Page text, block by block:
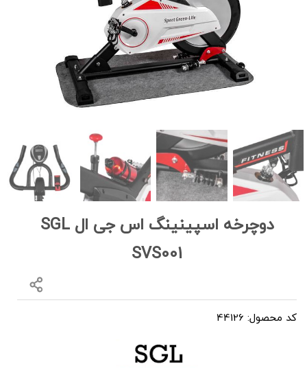
دوچرخه اسپینینگ اس جی ال SGL
SVS001
کد محصول: 44126